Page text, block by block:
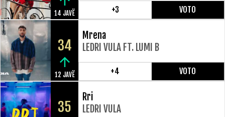
14 JAVË +3 VOTO
34
12 JAVË
Mrena
LEDRI VULA FT. LUMI B
+4 VOTO
35
Rri
LEDRI VULA